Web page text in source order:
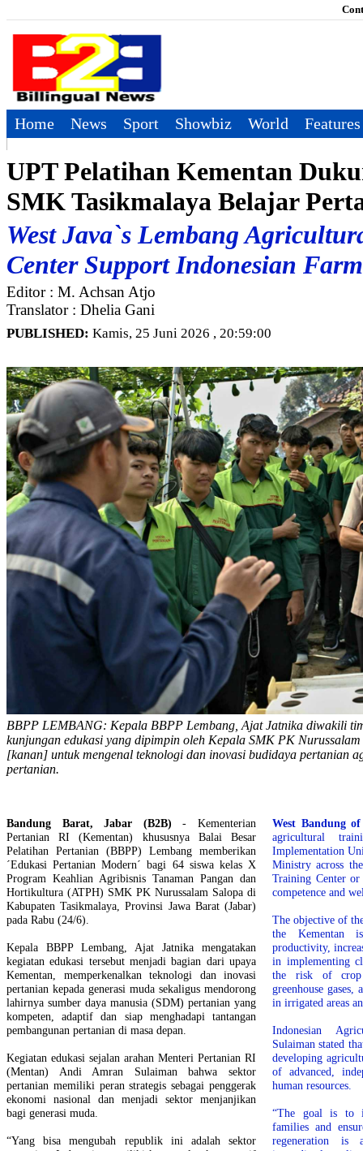
Home News Sport Showbiz World Features
UPT Pelatihan Kementan
SMK Tasikmalaya Belajar
West Java`s Lembang
Center Support Indonesian
Editor : M. Achsan Atjo
Translator : Dhelia Gani
PUBLISHED: Kamis, 25 Juni 2026 , 20:59:00
BBPP LEMBANG: Kepala BBPP Lembang, Ajat Jatnika diwakili
kunjungan edukasi yang dipimpin oleh Kepala SMK PK
[kanan] untuk mengenal teknologi dan inovasi budidaya pertanian
pertanian.
Bandung Barat, Jabar (B2B) - Kementerian
Pertanian RI (Kementan) khususnya Balai Besar
Pelatihan Pertanian (BBPP) Lembang memberikan
´Edukasi Pertanian Modern´ bagi 64 siswa kelas X
Program Keahlian Agribisnis Tanaman Pangan dan
Hortikultura (ATPH) SMK PK Nurussalam Salopa di
Kabupaten Tasikmalaya, Provinsi Jawa Barat (Jabar)
pada Rabu (24/6).
Kepala BBPP Lembang, Ajat Jatnika mengatakan
kegiatan edukasi tersebut menjadi bagian dari upaya
Kementan, memperkenalkan teknologi dan inovasi
pertanian kepada generasi muda sekaligus mendorong
lahirnya sumber daya manusia (SDM) pertanian yang
kompeten, adaptif dan siap menghadapi tantangan
pembangunan pertanian di masa depan.
Kegiatan edukasi sejalan arahan Menteri Pertanian RI
(Mentan) Andi Amran Sulaiman bahwa sektor
pertanian memiliki peran strategis sebagai penggerak
ekonomi nasional dan menjadi sektor menjanjikan
bagi generasi muda.
“Yang bisa mengubah republik ini adalah sektor
West Bandung
agricultural
Implementation
Ministry across
Training Center
competence and
The objective of
the Kementan
productivity,
in implementing
the risk of
greenhouse gases,
in irrigated areas
Indonesian
Sulaiman stated
developing
of advanced,
human resources.
“The goal is to
families and
regeneration is